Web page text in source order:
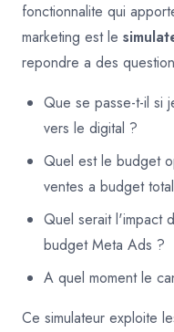
fonctionnalite qui
marketing est le
repondre a des
Que se passe-t-il si
vers le digital ?
Quel est le budget
ventes a budget
Quel serait l'impact
budget Meta Ads ?
A quel moment le
Ce simulateur exploite